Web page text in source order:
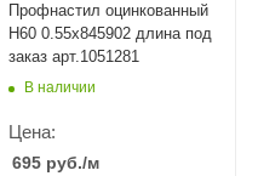
Профнастил оцинкованный
Н60 0.55х845902 длина под
заказ арт.1051281
В наличии
Цена:
695 руб./м